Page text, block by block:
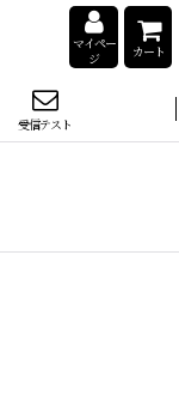
マイペー
ジ
カート
受信テスト